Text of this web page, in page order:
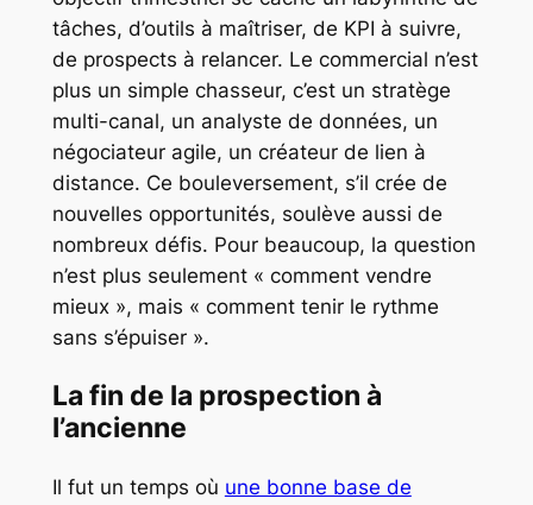
tâches, d’outils à maîtriser, de KPI à suivre,
de prospects à relancer. Le commercial n’est
plus un simple chasseur, c’est un stratège
multi-canal, un analyste de données, un
négociateur agile, un créateur de lien à
distance. Ce bouleversement, s’il crée de
nouvelles opportunités, soulève aussi de
nombreux défis. Pour beaucoup, la question
n’est plus seulement « comment vendre
mieux », mais « comment tenir le rythme
sans s’épuiser ».
La fin de la prospection à
l’ancienne
Il fut un temps où une bonne base de